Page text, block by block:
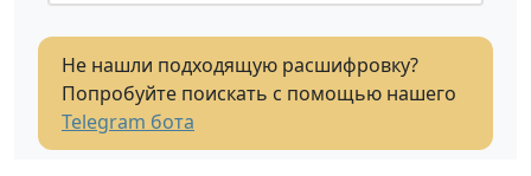
Не нашли подходящую расшифровку?
Попробуйте поискать с помощью нашего
Telegram бота